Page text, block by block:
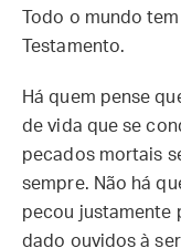
Todo o mundo
Testamento.
Há quem pense
de vida que se
pecados mortais
sempre. Não há
pecou justamente
dado ouvidos à